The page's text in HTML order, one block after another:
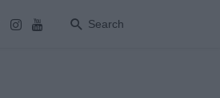
Search